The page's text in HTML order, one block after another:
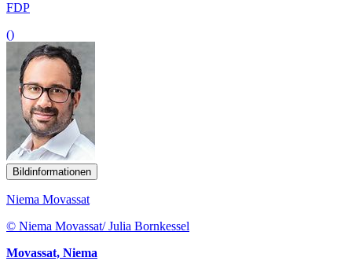
FDP
()
Bildinformationen
Niema Movassat
© Niema Movassat/ Julia Bornkessel
Movassat, Niema